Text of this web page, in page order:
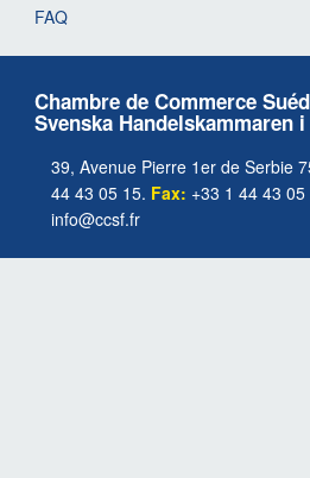
FAQ
Chambre de Commerce
Svenska Handelskammaren
39, Avenue Pierre 1er de Serbie
44 43 05 15. Fax: +33 1 44 43 05
info@ccsf.fr